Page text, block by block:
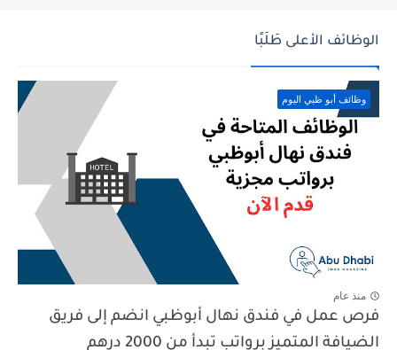
الوظائف الأعلى طَلَبًا
وظائف أبو ظبي اليوم
منذ عام
فرص عمل في فندق نهال أبوظبي انضم إلى فريق
الضيافة المتميز برواتب تبدأ من 2000 درهم